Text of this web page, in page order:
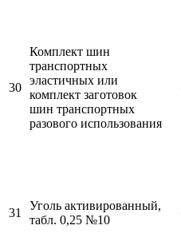
30
Комплект шин
транспортных
эластичных или
комплект заготовок
шин транспортных
разового использования
31
Уголь активированный,
табл. 0,25 №10